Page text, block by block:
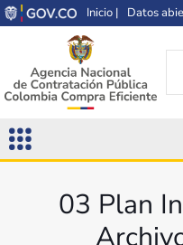
Inicio | Datos
03 Plan